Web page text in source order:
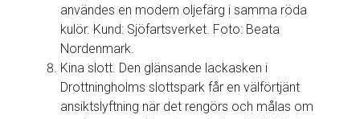
användes en modern oljefärg i samma röda
kulör. Kund: Sjöfartsverket. Foto: Beata
Nordenmark.
Kina slott. Den glänsande lackasken i
Drottningholms slottspark får en välförtjänt
ansiktslyftning när det rengörs och målas om